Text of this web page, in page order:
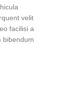
velit
facilisi a
bibendum